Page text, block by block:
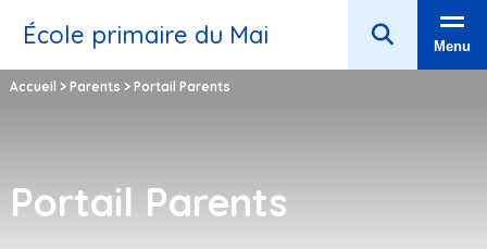
École primaire du Mai Menu
Accueil > Parents > Portail Parents
Portail Parents